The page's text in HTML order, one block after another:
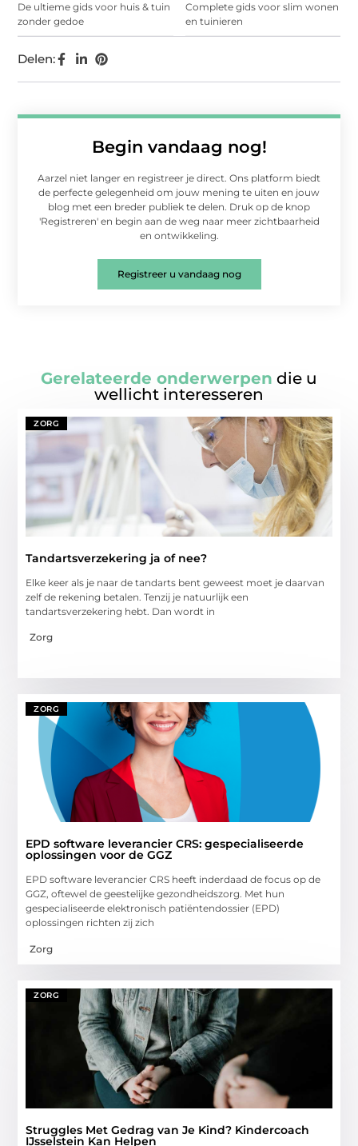
De ultieme gids voor huis & tuin
zonder gedoe
Complete gids voor slim wonen
en tuinieren
Begin vandaag nog!
Aarzel niet langer en registreer je direct. Ons platform biedt
de perfecte gelegenheid om jouw mening te uiten en jouw
blog met een breder publiek te delen. Druk op de knop
'Registreren' en begin aan de weg naar meer zichtbaarheid
en ontwikkeling.
Registreer u vandaag nog
Delen:
Gerelateerde onderwerpen die u
wellicht interesseren
ZORG
Tandartsverzekering ja of nee?
Elke keer als je naar de tandarts bent geweest moet je daarvan
zelf de rekening betalen. Tenzij je natuurlijk een
tandartsverzekering hebt. Dan wordt in
Zorg
ZORG
EPD software leverancier CRS: gespecialiseerde
oplossingen voor de GGZ
EPD software leverancier CRS heeft inderdaad de focus op de
GGZ, oftewel de geestelijke gezondheidszorg. Met hun
gespecialiseerde elektronisch patiëntendossier (EPD)
oplossingen richten zij zich
Zorg
ZORG
Struggles Met Gedrag van Je Kind? Kindercoach
IJsselstein Kan Helpen